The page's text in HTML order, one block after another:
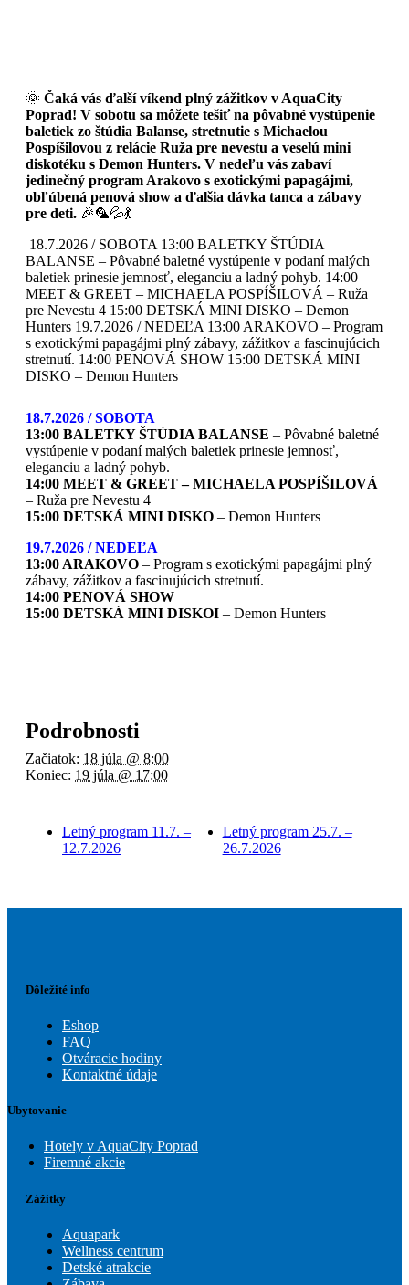
🌞 Čaká vás ďalší víkend plný zážitkov v AquaCity
Poprad! V sobotu sa môžete tešiť na pôvabné vystúpenie
baletiek zo štúdia Balanse, stretnutie s Michaelou
Pospíšilovou z relácie Ruža pre nevestu a veselú mini
diskotéku s Demon Hunters. V nedeľu vás zabaví
jedinečný program Arakovo s exotickými papagájmi,
obľúbená penová show a ďalšia dávka tanca a zábavy
pre deti. 🎉🦜💦💃
18.7.2026 / SOBOTA 13:00 BALETKY ŠTÚDIA
BALANSE – Pôvabné baletné vystúpenie v podaní malých
baletiek prinesie jemnosť, eleganciu a ladný pohyb. 14:00
MEET & GREET – MICHAELA POSPÍŠILOVÁ – Ruža
pre Nevestu 4 15:00 DETSKÁ MINI DISKO – Demon
Hunters 19.7.2026 / NEDEĽA 13:00 ARAKOVO – Program
s exotickými papagájmi plný zábavy, zážitkov a fascinujúcich
stretnutí. 14:00 PENOVÁ SHOW 15:00 DETSKÁ MINI
DISKO – Demon Hunters
18.7.2026 / SOBOTA
13:00 BALETKY ŠTÚDIA BALANSE – Pôvabné baletné
vystúpenie v podaní malých baletiek prinesie jemnosť,
eleganciu a ladný pohyb.
14:00 MEET & GREET – MICHAELA POSPÍŠILOVÁ
– Ruža pre Nevestu 4
15:00 DETSKÁ MINI DISKO – Demon Hunters
19.7.2026 / NEDEĽA
13:00 ARAKOVO – Program s exotickými papagájmi plný
zábavy, zážitkov a fascinujúcich stretnutí.
14:00 PENOVÁ SHOW
15:00 DETSKÁ MINI DISKOI – Demon Hunters
Podrobnosti
Začiatok: 18 júla @ 8:00
Koniec: 19 júla @ 17:00
Letný program 11.7. –
12.7.2026
Letný program 25.7. –
26.7.2026
Dôležité info
Eshop
FAQ
Otváracie hodiny
Kontaktné údaje
Ubytovanie
Hotely v AquaCity Poprad
Firemné akcie
Zážitky
Aquapark
Wellness centrum
Detské atrakcie